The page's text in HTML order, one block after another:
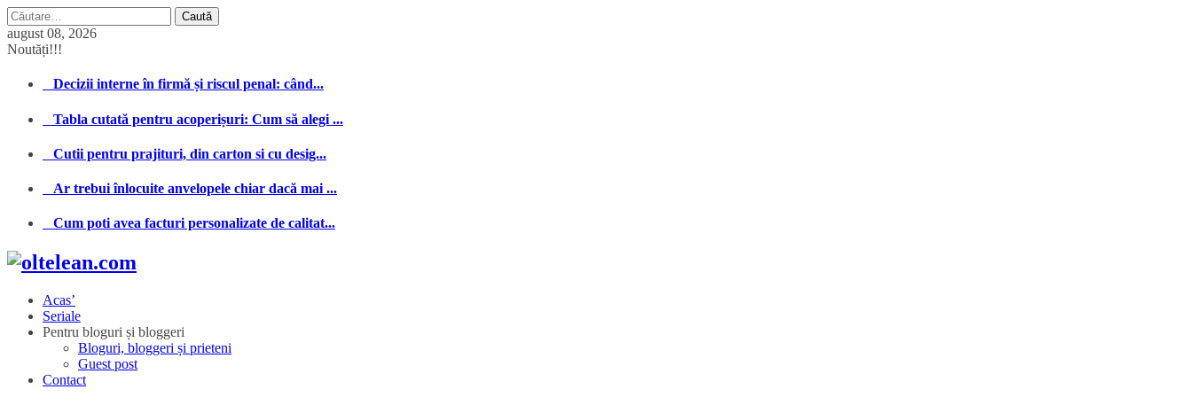
Caută
după:
august 08, 2026
Noutăți!!!
Decizii interne în firmă și riscul penal: când...
Tabla cutată pentru acoperișuri: Cum să alegi ...
Cutii pentru prajituri, din carton si cu desig...
Ar trebui înlocuite anvelopele chiar dacă mai ...
Cum poti avea facturi personalizate de calitat...
Acas’
Seriale
Pentru bloguri și bloggeri
Bloguri, bloggeri și prieteni
Guest post
Contact